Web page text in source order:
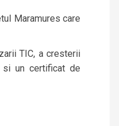
Maramures care
TIC, a cresterii
un certificat de